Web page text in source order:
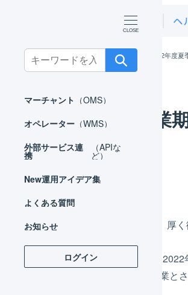
Search
for:
マーチャント （OMS）
オペレーター （WMS）
外部サービス連
携
（APIな
ど）
New運用アイデア集
よくある質問
お知らせ
ログイン
ホーム お知らせ ニュース
2022年度
トについて
2022年度夏季休業
ポートについて
投稿日
2022年07月13日 カテゴリー
平素は格別のお引き立てを賜り、厚
弊社では、2022年8月13日(土)～
までの期間を2022年度の夏季休業と